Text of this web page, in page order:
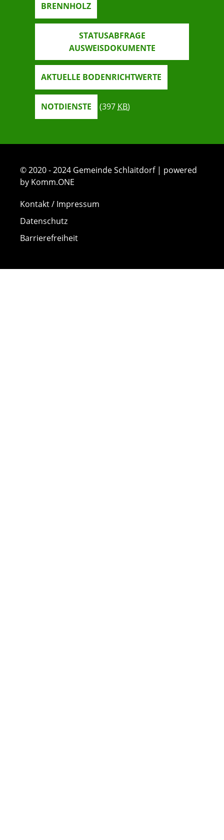
BRENNHOLZ
STATUSABFRAGE
AUSWEISDOKUMENTE
AKTUELLE BODENRICHTWERTE
NOTDIENSTE (397 KB)
© 2020 - 2024 Gemeinde Schlaitdorf | powered
by Komm.ONE
Kontakt / Impressum
Datenschutz
Barrierefreiheit